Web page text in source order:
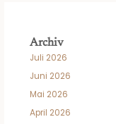
Archiv
Juli 2026
Juni 2026
Mai 2026
April 2026